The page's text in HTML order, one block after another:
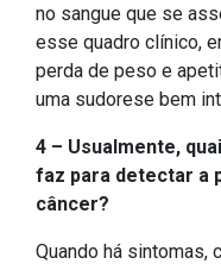
no sangue que se
esse quadro clínico,
perda de peso e
uma sudorese bem
4 – Usualmente,
faz para detectar a
câncer?
Quando há sintomas,